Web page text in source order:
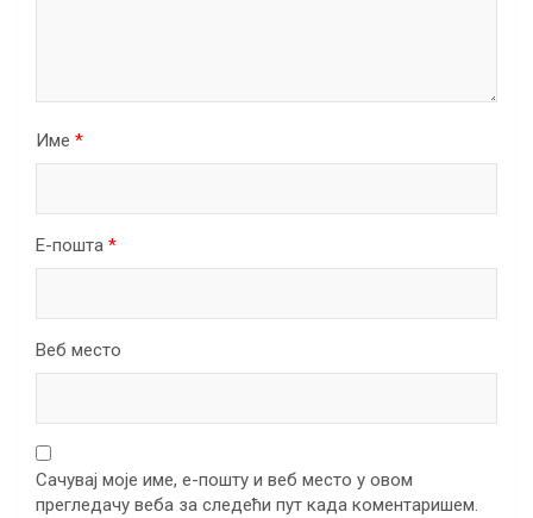
Име *
Е-пошта *
Веб место
Сачувај моје име, е-пошту и веб место у овом
прегледачу веба за следећи пут када коментаришем.